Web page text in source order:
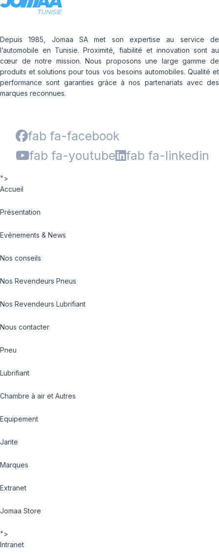
Depuis 1985, Jomaa SA met son expertise au service de
l’automobile en Tunisie. Proximité, fiabilité et innovation sont au
cœur de notre mission. Nous proposons une large gamme de
produits et solutions pour tous vos besoins automobiles. Qualité et
performance sont garanties grâce à nos partenariats avec des
marques reconnues.
fab fa-facebook
fab fa-youtube
fab fa-linkedin
">
Accueil
Présentation
Evénements & News
Nos conseils
Nos Revendeurs Pneus
Nos Revendeurs Lubrifiant
Nous contacter
Pneu
Lubrifiant
Chambre à air et Autres
Equipement
Jante
Marques
Extranet
Jomaa Store
">
Intranet